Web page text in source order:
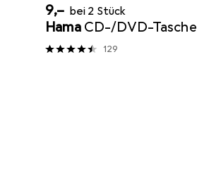
EUR
9,– bei 2 Stück
Hama CD-/DVD-Tasche
129